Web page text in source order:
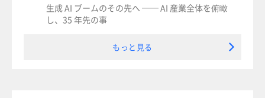
生成 AI ブームのその先へ ── AI 産業全体を俯瞰
し、35 年先の事
もっと見る